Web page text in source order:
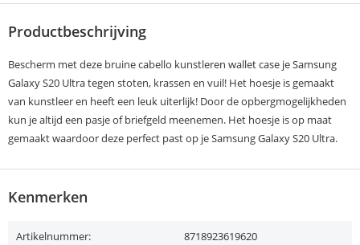
Productbeschrijving
Bescherm met deze bruine cabello kunstleren wallet case je Samsung
Galaxy S20 Ultra tegen stoten, krassen en vuil! Het hoesje is gemaakt
van kunstleer en heeft een leuk uiterlijk! Door de opbergmogelijkheden
kun je altijd een pasje of briefgeld meenemen. Het hoesje is op maat
gemaakt waardoor deze perfect past op je Samsung Galaxy S20 Ultra.
Kenmerken
Artikelnummer: 8718923619620